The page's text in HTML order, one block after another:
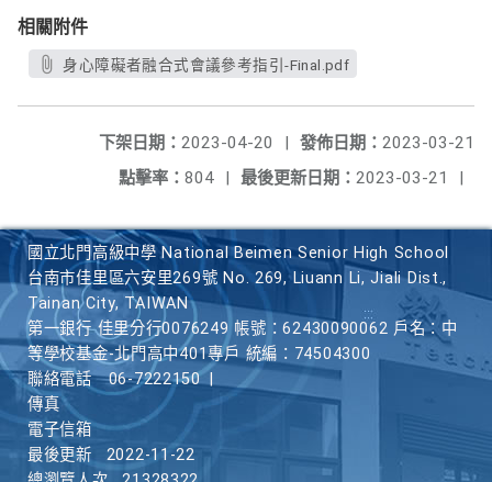
相關附件
身心障礙者融合式會議參考指引-Final.pdf
發佈日期： 2023-03-21
下架日期： 2023-04-20
|
最後更新日期： 2023-03-21 |
點擊率： 804 |
國立北門高級中學 National Beimen Senior High School
台南市佳里區六安里269號 No. 269, Liuann Li, Jiali Dist.,
Tainan City, TAIWAN
第一銀行 佳里分行0076249 帳號：62430090062 戶名：中
等學校基金-北門高中401專戶 統編：74504300
聯絡電話
06-7222150
傳真
電子信箱
最後更新
2022-11-22